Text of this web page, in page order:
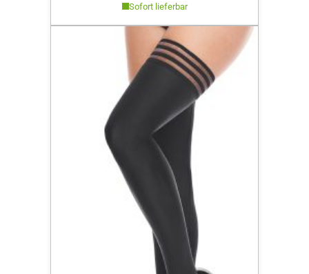
Sofort lieferbar